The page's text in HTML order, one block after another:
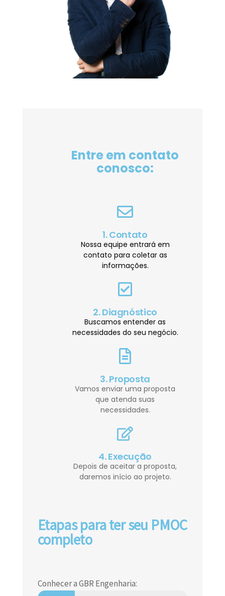
Entre em contato
conosco:
1. Contato
Nossa equipe entrará em
contato para coletar as
informações.
2. Diagnóstico
Buscamos entender as
necessidades do seu negócio.
3. Proposta
Vamos enviar uma proposta
que atenda suas
necessidades.
4. Execução
Depois de aceitar a proposta,
daremos início ao projeto.
Etapas para ter seu PMOC
completo
Conhecer a GBR Engenharia: